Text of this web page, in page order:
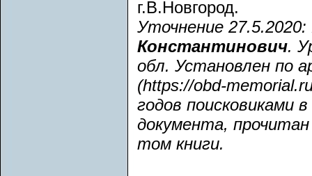
г.В.Новгород.
Уточнение
Константинович.
обл. Установлен по
(https://obd-
годов поисковиками
документа,
том книги.